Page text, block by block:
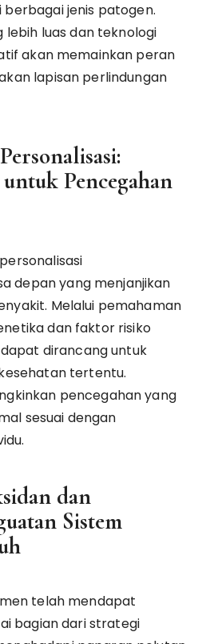
jenis patogen.
lebih luas dan teknologi
akan memainkan peran
lapisan perlindungan
Pencegahan
depan yang menjanjikan
Melalui pemahaman
dan faktor risiko
dirancang untuk
tertentu.
pencegahan yang
sesuai dengan
dan
Sistem
telah mendapat
bagian dari strategi